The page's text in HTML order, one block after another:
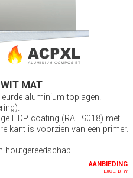
MAT
aluminium toplagen.
HDP coating (RAL 9018) met
kant is voorzien van een primer.
houtgereedschap.
AANBIEDING
EXCL. BTW